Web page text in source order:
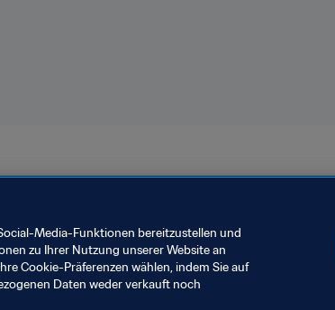
Media-Funktionen bereitzustellen und
zu Ihrer Nutzung unserer Website an
Cookie-Präferenzen wählen, indem Sie auf
Daten weder verkauft noch